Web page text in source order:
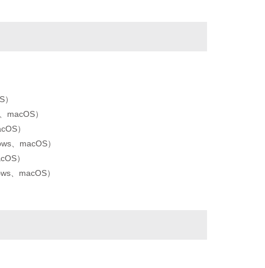
macOS）
）
、macOS）
）
、macOS）